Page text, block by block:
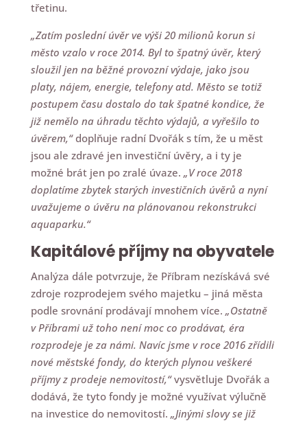
třetinu.
„Zatím poslední úvěr ve výši 20 milionů korun si
město vzalo v roce 2014. Byl to špatný úvěr, který
sloužil jen na běžné provozní výdaje, jako jsou
platy, nájem, energie, telefony atd. Město se totiž
postupem času dostalo do tak špatné kondice, že
již nemělo na úhradu těchto výdajů, a vyřešilo to
úvěrem,“doplňuje radní Dvořák s tím, že u měst
jsou ale zdravé jen investiční úvěry, a i ty je
možné brát jen po zralé úvaze. „V roce 2018
doplatíme zbytek starých investičních úvěrů a nyní
uvažujeme o úvěru na plánovanou rekonstrukci
aquaparku.“
Kapitálové příjmy na obyvatele
Analýza dále potvrzuje, že Příbram nezískává své
zdroje rozprodejem svého majetku – jiná města
podle srovnání prodávají mnohem více. „Ostatně
v Příbrami už toho není moc co prodávat, éra
rozprodeje je za námi. Navíc jsme v roce 2016 zřídili
nové městské fondy, do kterých plynou veškeré
příjmy z prodeje nemovitostí,“vysvětluje Dvořák a
dodává, že tyto fondy je možné využívat výlučně
na investice do nemovitostí. „Jinými slovy se již